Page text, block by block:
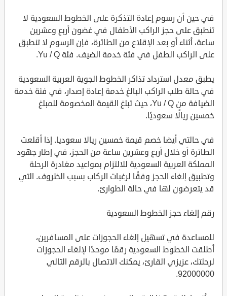
في حين أن رسوم إعادة التذكرة على الخطوط السعودية لا
تنطبق على حجز الراكب الأطفال في غضون أربع وعشرين
ساعة، أثناء أو بعد الإقلاع من الطائرة، فإن الرسوم لا تنطبق
على الراكب الطفل في فئة خدمة الضيف. فئة Yu / Q.
يطبق معدل استرداد تذاكر الخطوط الجوية العربية السعودية
في حالة طلب الراكب البالغ خدمة إعادة إصدار، في فئة خدمة
الضيافة من Yu / Q، حيث تبلغ القيمة المخصومة للمبلغ
خمسين ريالًا سعوديًا.
في حالتي أيضا خصم قيمة خمسين ريالا سعوديا. إذا أقلعت
الطائرة أو خلال أربع وعشرين ساعة من الحجز، في إطار جهود
المملكة العربية السعودية للالتزام بمواعيد مغادرة الرحلة
وتطبيق إلغاء الحجز وفقًا لرغبات الركاب بسبب الظروف. التي
قد يتعرضون لها في حالة الطوارئ.
رقم إلغاء حجز الخطوط السعودية
للمساعدة في تسهيل إلغاء الحجوزات على المسافرين،
أطلقت الخطوط السعودية رقمًا موحدًا لإلغاء الحجوزات
لرحلتك، عزيزي القارئ، يمكنك الاتصال بالرقم التالي
92000000.